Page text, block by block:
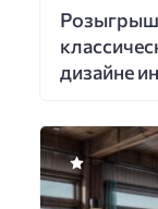
дизайне